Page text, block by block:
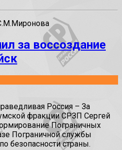
за воссоздание
Россия – За
фракции СРЗП Сергей
Пограничных
Пограничной службы
безопасности страны.